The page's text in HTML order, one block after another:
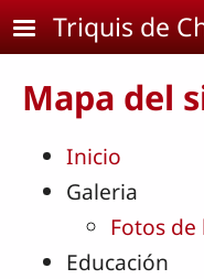
Pasar al contenido
Triquis de
Mapa del
Inicio
Galeria
Fotos
Educación